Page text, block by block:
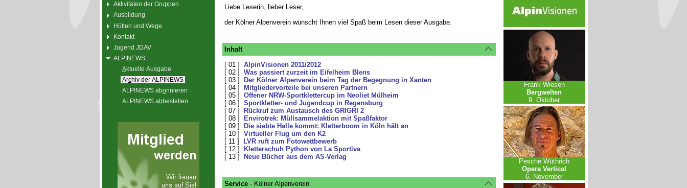
Aktivitäten der Gruppen
Ausbildung
Hütten und Wege
Kontakt
Jugend JDAV
ALPINEWS
Aktuelle Ausgabe
Archiv der ALPINEWS
ALPINEWS abonnieren
ALPINEWS abbestellen
Liebe Leserin, lieber Leser,
der Kölner Alpenverein wünscht Ihnen viel Spaß beim Lesen dieser Ausgabe.
Inhalt
[ 01 ] AlpinVisionen 2011/2012
[ 02 ] Was passiert zurzeit im Eifelheim Blens
[ 03 ]
Der Kölner Alpenverein beim Tag der Begegnung in Xanten
[ 04 ]
Mitgliedervorteile bei unseren Partnern
[ 05 ] Offener NRW-Sportklettercup im Neoliet Mülheim
[ 06 ] Sportkletter- und Jugendcup in Regensburg
[ 07 ]
Rückruf zum Austausch des GRIGRI 2
[ 08 ]
Envirotrek: Müllsammelaktion mit Spaßfaktor
[ 09 ]
Die siebte Halle kommt: Kletterboom in Köln hält an
[ 10 ] Virtueller Flug um den K2
[ 11 ]
LVR ruft zum Fotowettbewerb
[ 12 ]
Kletterschuh Python von La Sportiva
[ 13 ]
Neue Bücher aus dem AS-Verlag
Service- Kölner Alpenverein
Frank Wiesen
Bergwelten
9. Oktober
Pesche Wüthrich
Opera Vertical
6. November